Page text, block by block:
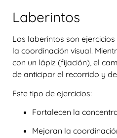
Laberintos
Los laberintos son
la coordinación visual.
con un lápiz (fijación), el
de anticipar el recorrido y
Este tipo de ejercicios:
Fortalecen la
Mejoran la